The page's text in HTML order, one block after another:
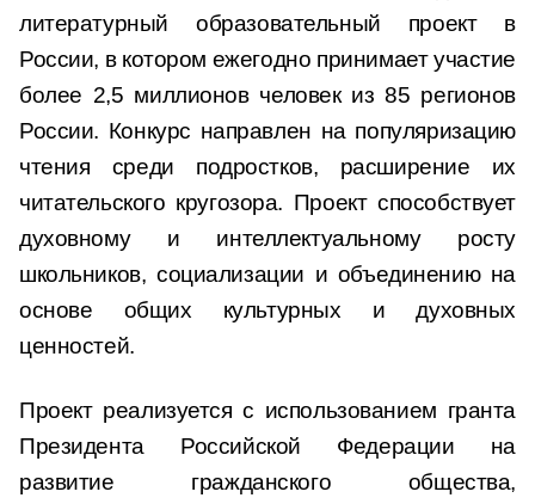
литературный образовательный проект в
России, в котором ежегодно принимает участие
более 2,5 миллионов человек из 85 регионов
России. Конкурс направлен на популяризацию
чтения среди подростков, расширение их
читательского кругозора. Проект способствует
духовному и интеллектуальному росту
школьников, социализации и объединению на
основе общих культурных и духовных
ценностей.
Проект реализуется с использованием гранта
Президента Российской Федерации на
развитие гражданского общества,